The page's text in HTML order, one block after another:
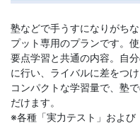
学
生
コ
ー
塾などで手うすになりがち
プット専用のプランです。
要点学習と共通の内容。自
に行い、ライバルに差をつけ
コンパクトな学習量で、塾
だけます。
※各種「実力テスト」および